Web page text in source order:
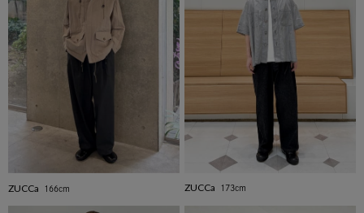
ZUCCa 166cm ZUCCa 173cm